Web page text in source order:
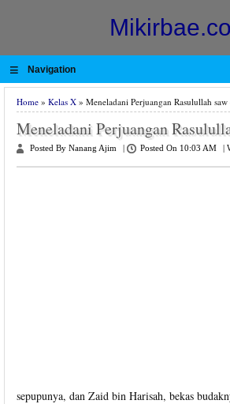
≡ Navigation
Home » Kelas X » Meneladani Perjuangan Rasulullah
Meneladani Perjuangan
Posted By Nanang Ajim Posted On 10:03 AM
sepupunya, dan Zaid bin Harisah, bekas